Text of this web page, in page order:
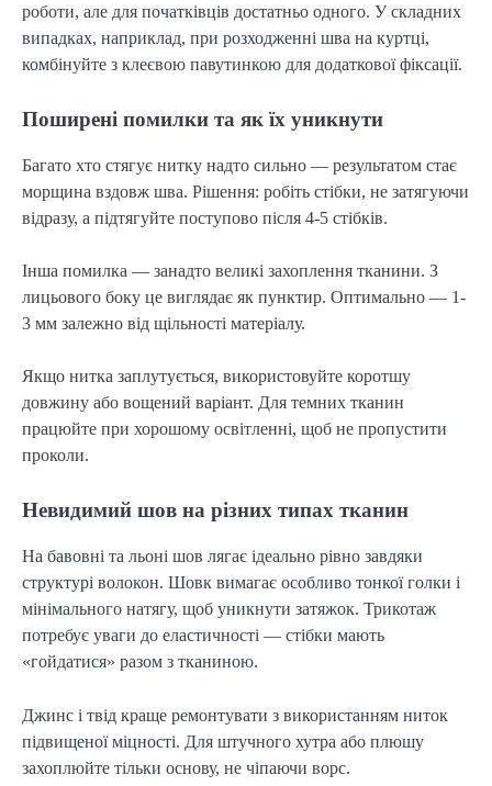
роботи, але для початківців достатньо одного. У складних
випадках, наприклад, при розходженні шва на куртці,
комбінуйте з клеєвою павутинкою для додаткової фіксації.
Поширені помилки та як їх уникнути
Багато хто стягує нитку надто сильно — результатом стає
морщина вздовж шва. Рішення: робіть стібки, не затягуючи
відразу, а підтягуйте поступово після 4-5 стібків.
Інша помилка — занадто великі захоплення тканини. З
лицьового боку це виглядає як пунктир. Оптимально — 1-
3 мм залежно від щільності матеріалу.
Якщо нитка заплутується, використовуйте коротшу
довжину або вощений варіант. Для темних тканин
працюйте при хорошому освітленні, щоб не пропустити
проколи.
Невидимий шов на різних типах тканин
На бавовні та льоні шов лягає ідеально рівно завдяки
структурі волокон. Шовк вимагає особливо тонкої голки і
мінімального натягу, щоб уникнути затяжок. Трикотаж
потребує уваги до еластичності — стібки мають
«гойдатися» разом з тканиною.
Джинс і твід краще ремонтувати з використанням ниток
підвищеної міцності. Для штучного хутра або плюшу
захоплюйте тільки основу, не чіпаючи ворс.